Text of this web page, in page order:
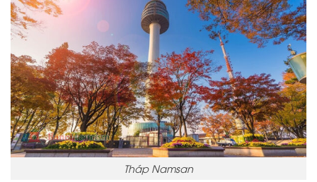
Tháp Namsan